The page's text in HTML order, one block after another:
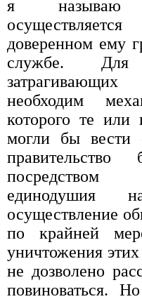
я называю
доверенном ему
службе. Для
затрагивающих
необходим
которого те
могли бы вести
единодушия
осуществление
по крайней
уничтожения
не дозволено
повиноваться.